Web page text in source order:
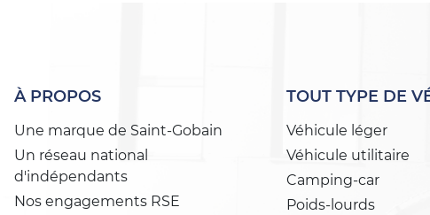
À PROPOS
Une marque de Saint-Gobain
Un réseau national
d'indépendants
Nos engagements RSE
TOUT TYPE DE
Véhicule léger
Véhicule utilitaire
Camping-car
Poids-lourds